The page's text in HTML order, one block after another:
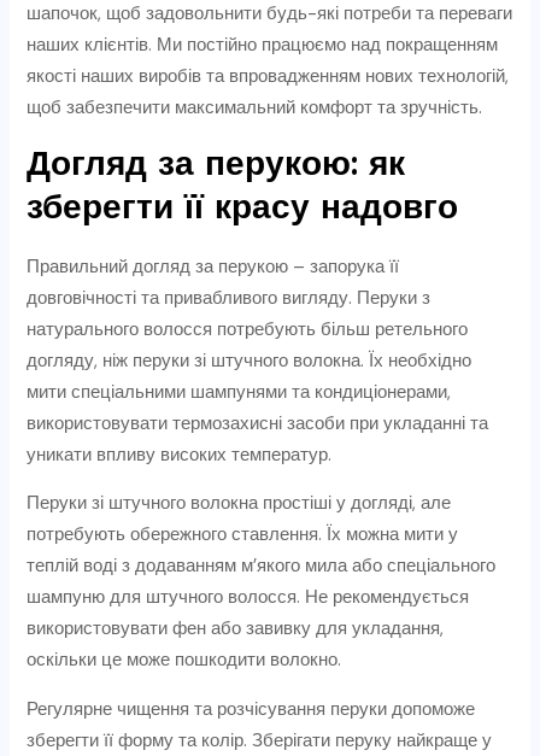
шапочок, щоб задовольнити будь-які потреби та переваги
наших клієнтів. Ми постійно працюємо над покращенням
якості наших виробів та впровадженням нових технологій,
щоб забезпечити максимальний комфорт та зручність.
Догляд за перукою: як
зберегти її красу надовго
Правильний догляд за перукою – запорука її
довговічності та привабливого вигляду. Перуки з
натурального волосся потребують більш ретельного
догляду, ніж перуки зі штучного волокна. Їх необхідно
мити спеціальними шампунями та кондиціонерами,
використовувати термозахисні засоби при укладанні та
уникати впливу високих температур.
Перуки зі штучного волокна простіші у догляді, але
потребують обережного ставлення. Їх можна мити у
теплій воді з додаванням м’якого мила або спеціального
шампуню для штучного волосся. Не рекомендується
використовувати фен або завивку для укладання,
оскільки це може пошкодити волокно.
Регулярне чищення та розчісування перуки допоможе
зберегти її форму та колір. Зберігати перуку найкраще у